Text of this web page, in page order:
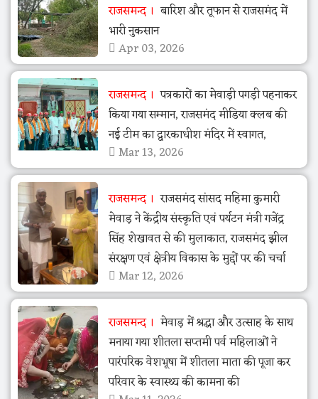
राजसमन्द
बारिश और तूफान से राजसमंद में
भारी नुकसान
Apr 03, 2026
राजसमन्द
पत्रकारों का मेवाड़ी पगड़ी पहनाकर
किया गया सम्मान, राजसमंद मीडिया क्लब की
नई टीम का द्वारकाधीश मंदिर में स्वागत,
Mar 13, 2026
राजसमन्द
राजसमंद सांसद महिमा कुमारी
मेवाड़ ने केंद्रीय संस्कृति एवं पर्यटन मंत्री गजेंद्र
सिंह शेखावत से की मुलाकात, राजसमंद झील
संरक्षण एवं क्षेत्रीय विकास के मुद्दों पर की चर्चा
Mar 12, 2026
राजसमन्द
मेवाड़ में श्रद्धा और उत्साह के साथ
मनाया गया शीतला सप्तमी पर्व महिलाओं ने
पारंपरिक वेशभूषा में शीतला माता की पूजा कर
परिवार के स्वास्थ्य की कामना की